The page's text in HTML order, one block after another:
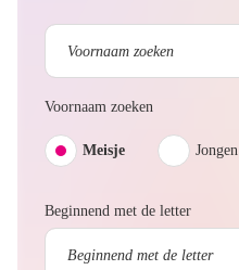
Voornaam zoeken
Meisje Jongen
Beginnend met de letter